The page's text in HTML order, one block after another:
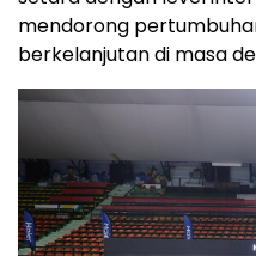
mendorong
berkelanjutan di masa